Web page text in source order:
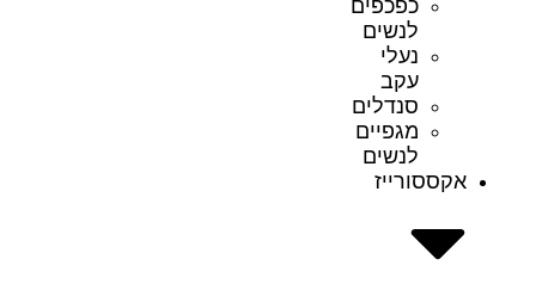
כפכפים
לנשים
נעלי
עקב
סנדלים
מגפיים
לנשים
אקססורייז